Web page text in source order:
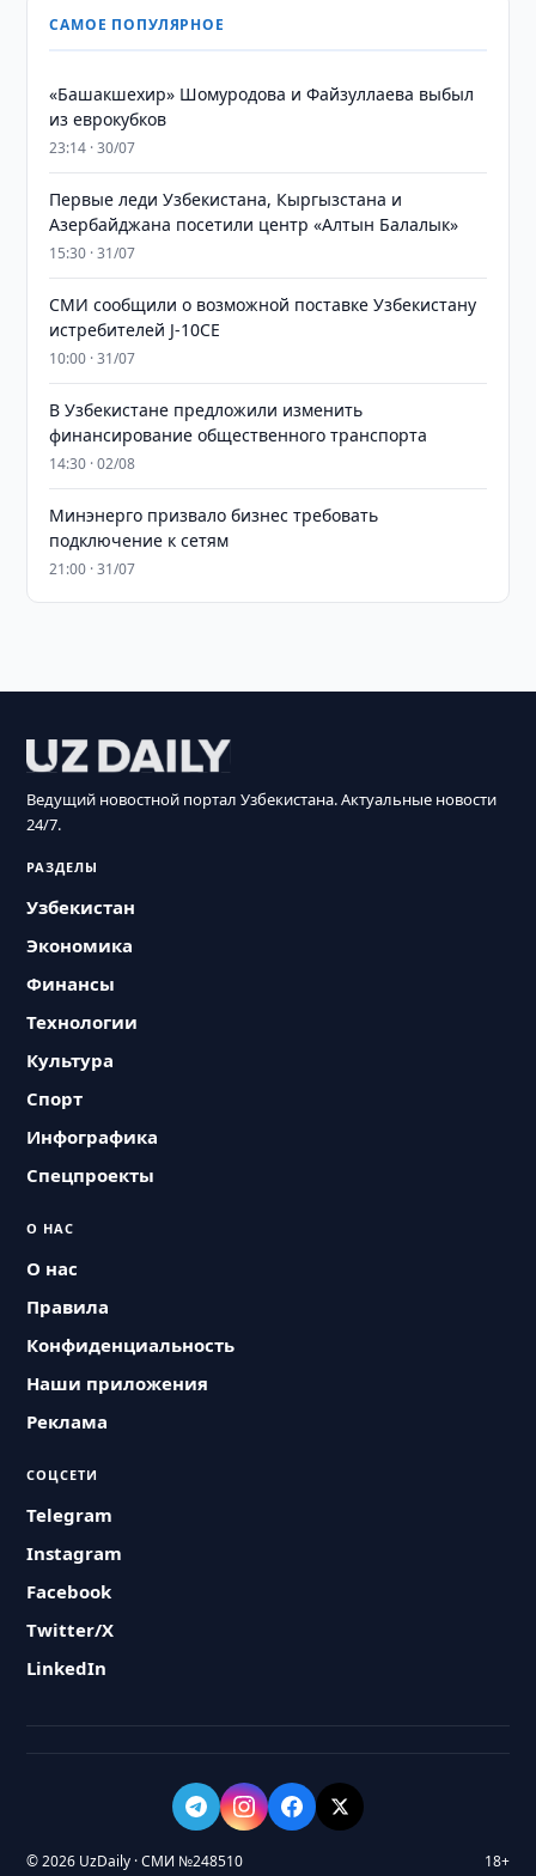
САМОЕ ПОПУЛЯРНОЕ
«Башакшехир» Шомуродова и Файзуллаева выбыл
из еврокубков
23:14 · 30/07
Первые леди Узбекистана, Кыргызстана и
Азербайджана посетили центр «Алтын Балалык»
15:30 · 31/07
СМИ сообщили о возможной поставке Узбекистану
истребителей J-10CE
10:00 · 31/07
В Узбекистане предложили изменить
финансирование общественного транспорта
14:30 · 02/08
Минэнерго призвало бизнес требовать
подключение к сетям
21:00 · 31/07
Ведущий новостной портал Узбекистана. Актуальные новости
24/7.
РАЗДЕЛЫ
Узбекистан
Экономика
Финансы
Технологии
Культура
Спорт
Инфографика
Спецпроекты
О НАС
О нас
Правила
Конфиденциальность
Наши приложения
Реклама
СОЦСЕТИ
Telegram
Instagram
Facebook
Twitter/X
LinkedIn
© 2026 UzDaily · СМИ №248510 18+